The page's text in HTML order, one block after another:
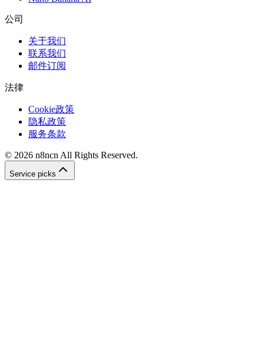
公司
关于我们
联系我们
邮件订阅
法律
Cookie政策
隐私政策
服务条款
© 2026 n8ncn All Rights Reserved.
Service picks